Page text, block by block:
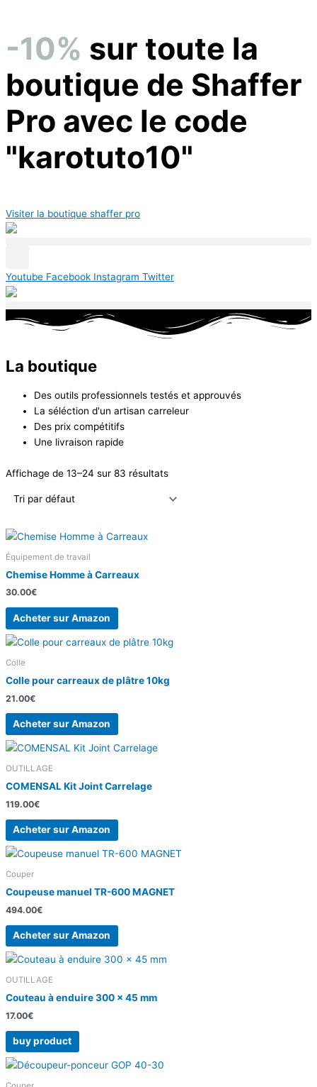
contenu
-10% sur toute la
boutique de Shaffer
Pro avec le code
"karotuto10"
Visiter la boutique shaffer pro
Youtube Facebook Instagram Twitter
La boutique
Des outils professionnels testés et approuvés
La séléction d'un artisan carreleur
Des prix compétitifs
Une livraison rapide
Affichage de 13–24 sur 83 résultats
Équipement de travail
Chemise Homme à Carreaux
30.00€
Acheter sur Amazon
Colle
Colle pour carreaux de plâtre 10kg
21.00€
Acheter sur Amazon
OUTILLAGE
COMENSAL Kit Joint Carrelage
119.00€
Acheter sur Amazon
Couper
Coupeuse manuel TR-600 MAGNET
494.00€
Acheter sur Amazon
OUTILLAGE
Couteau à enduire 300 x 45 mm
17.00€
buy product